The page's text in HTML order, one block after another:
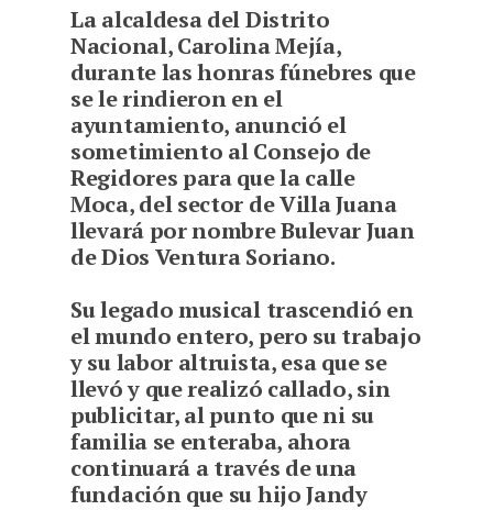
La alcaldesa del Distrito
Nacional, Carolina Mejía,
durante las honras fúnebres que
se le rindieron en el
ayuntamiento, anunció el
sometimiento al Consejo de
Regidores para que la calle
Moca, del sector de Villa Juana
llevará por nombre Bulevar Juan
de Dios Ventura Soriano.
Su legado musical trascendió en
el mundo entero, pero su trabajo
y su labor altruista, esa que se
llevó y que realizó callado, sin
publicitar, al punto que ni su
familia se enteraba, ahora
continuará a través de una
fundación que su hijo Jandy